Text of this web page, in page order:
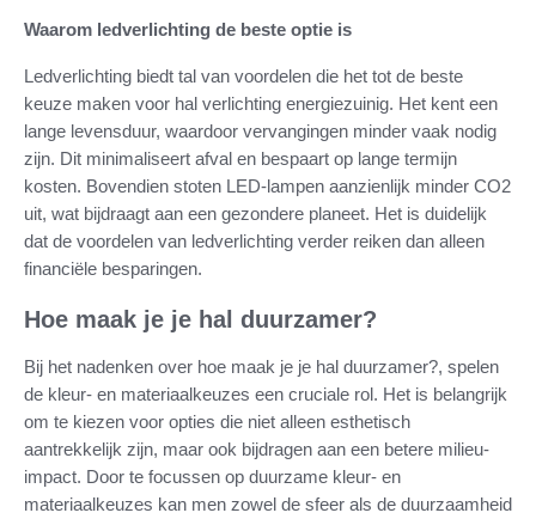
Waarom ledverlichting de beste optie is
Ledverlichting biedt tal van voordelen die het tot de beste
keuze maken voor hal verlichting energiezuinig. Het kent een
lange levensduur, waardoor vervangingen minder vaak nodig
zijn. Dit minimaliseert afval en bespaart op lange termijn
kosten. Bovendien stoten LED-lampen aanzienlijk minder CO2
uit, wat bijdraagt aan een gezondere planeet. Het is duidelijk
dat de voordelen van ledverlichting verder reiken dan alleen
financiële besparingen.
Hoe maak je je hal duurzamer?
Bij het nadenken over hoe maak je je hal duurzamer?, spelen
de kleur- en materiaalkeuzes een cruciale rol. Het is belangrijk
om te kiezen voor opties die niet alleen esthetisch
aantrekkelijk zijn, maar ook bijdragen aan een betere milieu-
impact. Door te focussen op duurzame kleur- en
materiaalkeuzes kan men zowel de sfeer als de duurzaamheid